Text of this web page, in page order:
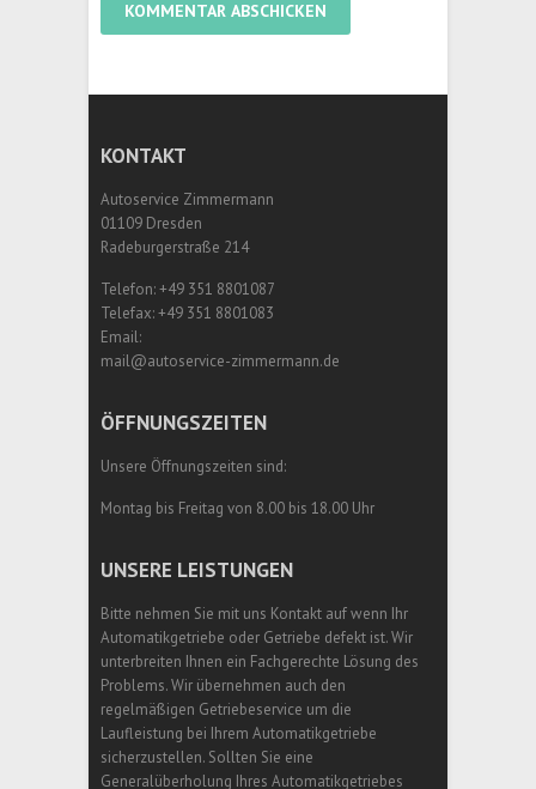
KONTAKT
Autoservice Zimmermann
01109 Dresden
Radeburgerstraße 214
Telefon: +49 351 8801087
Telefax: +49 351 8801083
Email:
mail@autoservice-zimmermann.de
ÖFFNUNGSZEITEN
Unsere Öffnungszeiten sind:
Montag bis Freitag von 8.00 bis 18.00 Uhr
UNSERE LEISTUNGEN
Bitte nehmen Sie mit uns Kontakt auf wenn Ihr
Automatikgetriebe oder Getriebe defekt ist. Wir
unterbreiten Ihnen ein Fachgerechte Lösung des
Problems. Wir übernehmen auch den
regelmäßigen Getriebeservice um die
Laufleistung bei Ihrem Automatikgetriebe
sicherzustellen. Sollten Sie eine
Generalüberholung Ihres Automatikgetriebes